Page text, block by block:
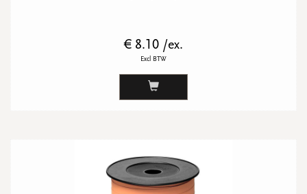
€ 8.10 /ex.
Excl BTW